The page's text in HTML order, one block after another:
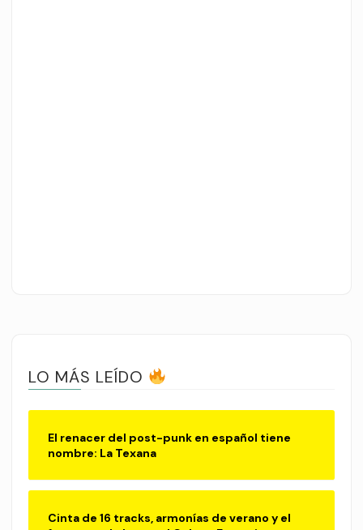
LO MÁS LEÍDO
El renacer del post-punk en español tiene
nombre: La Texana
Cinta de 16 tracks, armonías de verano y el